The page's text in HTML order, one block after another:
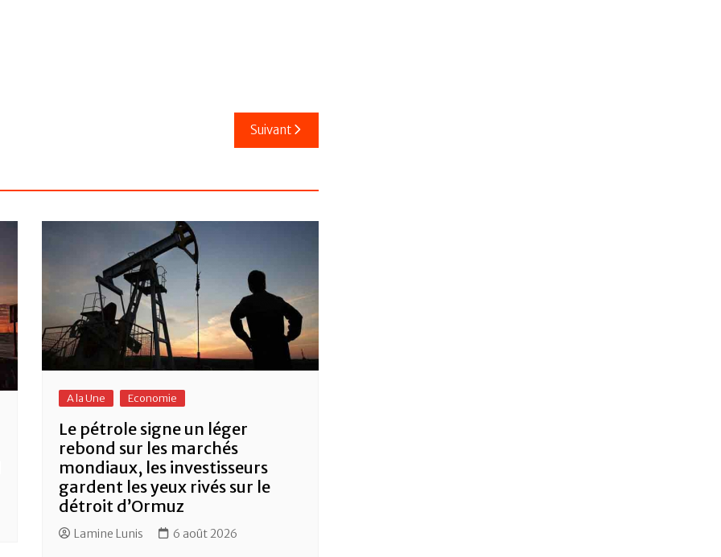
Suivant
A la Une Economie
Le pétrole signe un léger
rebond sur les marchés
mondiaux, les investisseurs
gardent les yeux rivés sur le
détroit d’Ormuz
Lamine Lunis 6 août 2026